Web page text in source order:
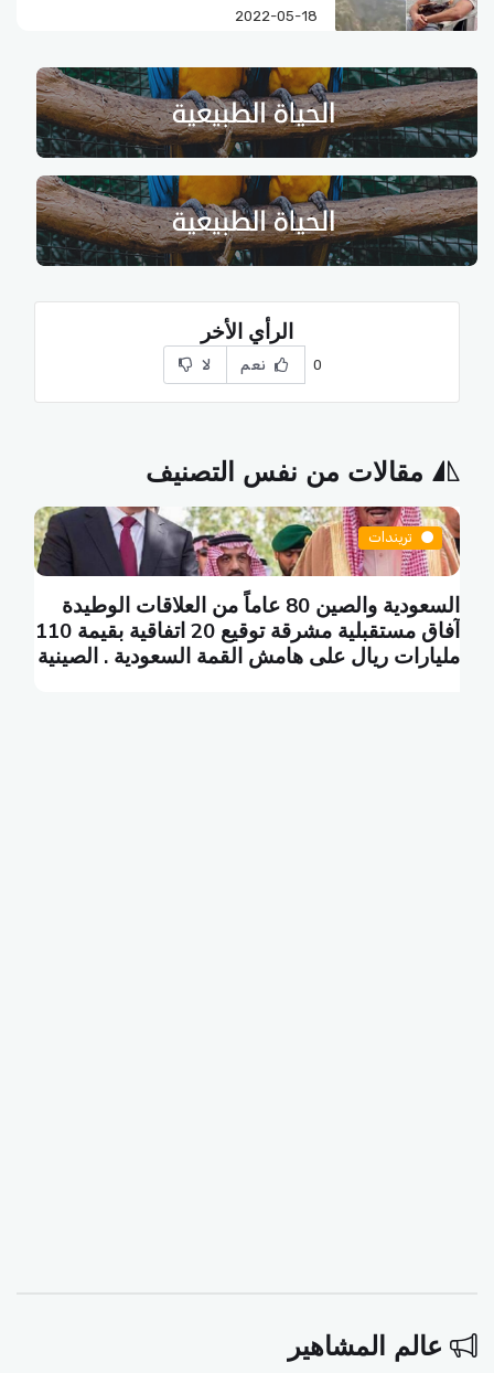
2022-05-18
الرأي الأخر
0 نعم لا
مقالات من نفس التصنيف
تريندات
السعودية والصين 80 عاماً من العلاقات الوطيدة
آفاق مستقبلية مشرقة توقيع 20 اتفاقية بقيمة 110
مليارات ريال على هامش القمة السعودية . الصينية
عالم المشاهير